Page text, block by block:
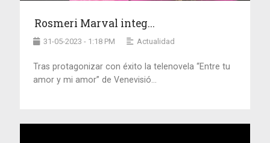
Rosmeri Marval integ...
31-05-2023 - 1:18 PM Actualidad
Tras protagonizar con éxito la telenovela “Entre tu
amor y mi amor” de Venevisió...